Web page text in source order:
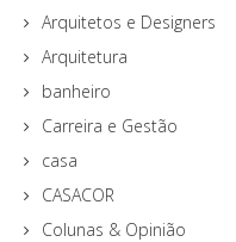
Arquitetos e Designers
Arquitetura
banheiro
Carreira e Gestão
casa
CASACOR
Colunas & Opinião